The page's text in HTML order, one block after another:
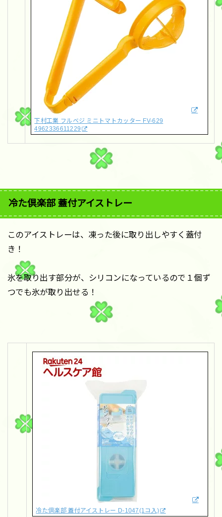
下村工業 フルベジ ミニトマトカッター FV-629
4962336611229
冷た倶楽部 蓋付アイストレー
このアイストレーは、凍った後に取り出しやすく蓋付
き！
氷を取り出す部分が、シリコンになっているので１個ず
つでも氷が取り出せる！
冷た倶楽部 蓋付アイストレー D-1047(1コ入)